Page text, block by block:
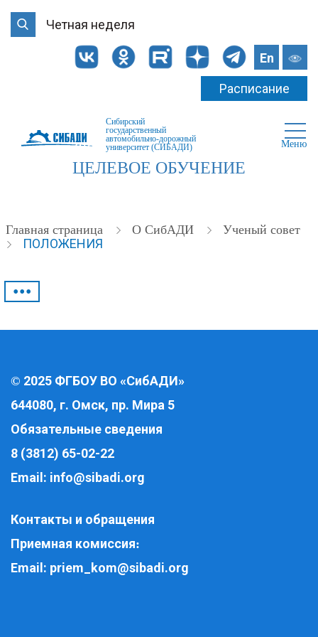
Четная неделя
En
Расписание
Сибирский
государственный
автомобильно-дорожный
университет (СИБАДИ)
Меню
ЦЕЛЕВОЕ ОБУЧЕНИЕ
Главная страница О СибАДИ Ученый совет
ПОЛОЖЕНИЯ
•••
© 2025 ФГБОУ ВО «СибАДИ»
644080, г. Омск, пр. Мира 5
Обязательные сведения
8 (3812) 65-02-22
Email: info@sibadi.org
Контакты и обращения
Приемная комиссия:
Email: priem_kom@sibadi.org